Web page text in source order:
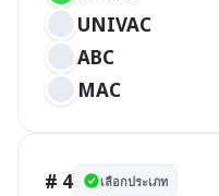
UNIVAC
ABC
MAC
# 4 เลือกประเภท